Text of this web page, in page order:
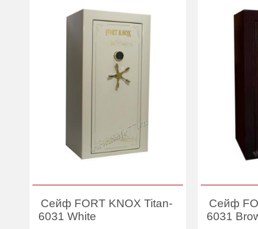
Сейф FORT KNOX Titan-
6031 White
Сейф
6031